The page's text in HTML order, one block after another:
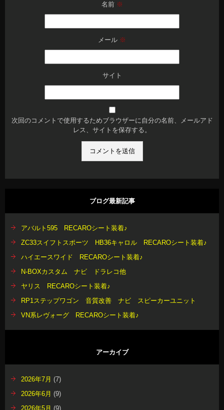
名前 ※
メール ※
サイト
次回のコメントで使用するためブラウザーに自分の名前、メールアド
レス、サイトを保存する。
ブログ最新記事
アバルト595 RECAROシート装着♪
ZC33スイフトスポーツ HB36キャロル RECAROシート装着♪
ハイエースワイド RECAROシート装着♪
N-BOXカスタム ナビ ドラレコ他
ヤリス RECAROシート装着♪
RP1ステップワゴン 音質改善 ナビ スピーカーユニット
VN系レヴォーグ RECAROシート装着♪
アーカイブ
2026年7月 (7)
2026年6月 (9)
2026年5月 (9)